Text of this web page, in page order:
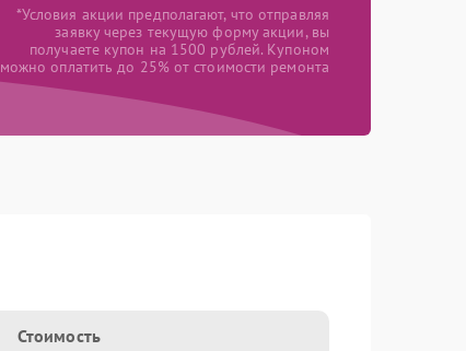
*Условия акции предполагают, что отправляя
заявку через текущую форму акции, вы
получаете купон на 1500 рублей. Купоном
можно оплатить до 25% от стоимости ремонта
Стоимость